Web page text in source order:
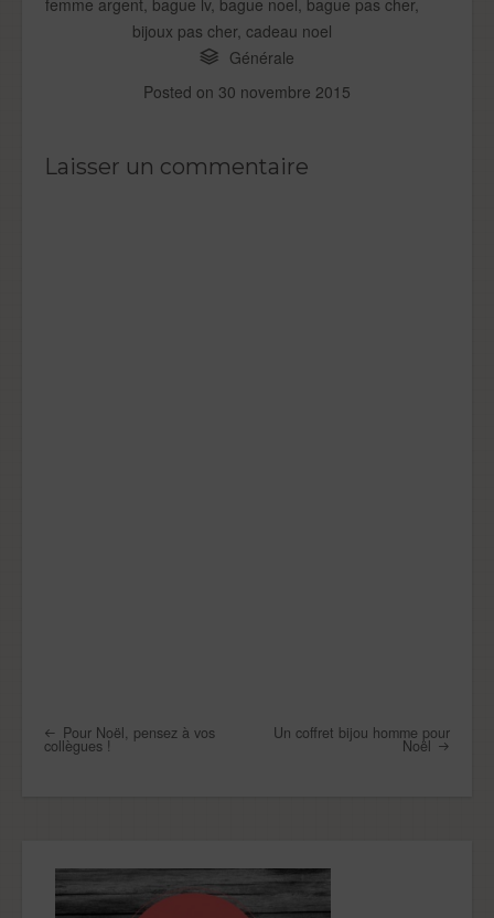
bijoux pas cher, cadeau noel
Générale
Posted on 30 novembre 2015
Laisser un commentaire
Post navigation
Pour Noël, pensez à vos
collègues !
Un coffret bijou homme pour
Noël